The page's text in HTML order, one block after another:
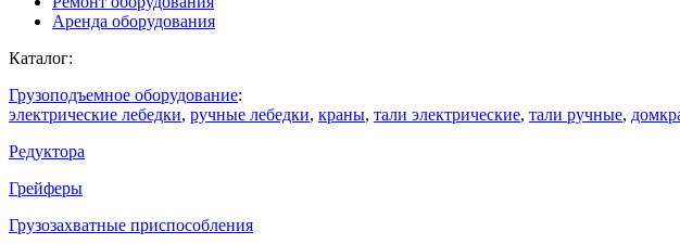
Аренда оборудования
Каталог:
Грузоподъемное оборудование:
электрические лебедки, ручные лебедки, краны, тали электрические, тали ручные,
Редуктора
Грейферы
Грузозахватные приспособления